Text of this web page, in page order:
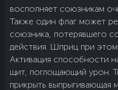
восполняет союзникам
Также один флаг может
союзника, потерявшего
действия. Шприц при этом
Активация способности
щит, поглощающий урон.
прикрыть выпрыгивающая